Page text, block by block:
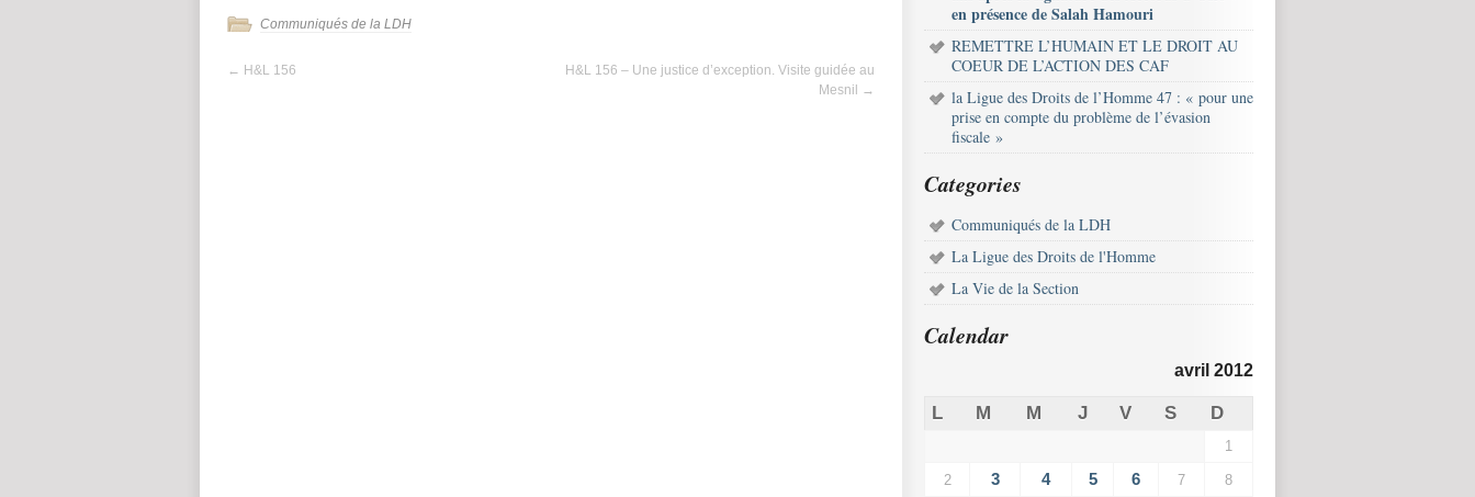
Communiqués de la LDH
← H&L 156
H&L 156 – Une justice d’exception. Visite guidée au
Mesnil
→
en présence de Salah Hamouri
REMETTRE L’HUMAIN ET LE DROIT AU
COEUR DE L’ACTION DES CAF
la Ligue des Droits de l’Homme 47 : « pour une
prise en compte du problème de l’évasion
fiscale »
Categories
Communiqués de la LDH
La Ligue des Droits de l'Homme
La Vie de la Section
Calendar
avril 2012
L M M J V S D
1
2 3 4 5 6 7 8